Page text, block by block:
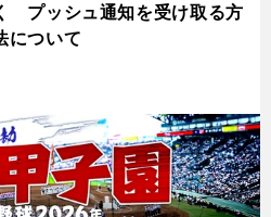
プッシュ通知を受け取る方
について